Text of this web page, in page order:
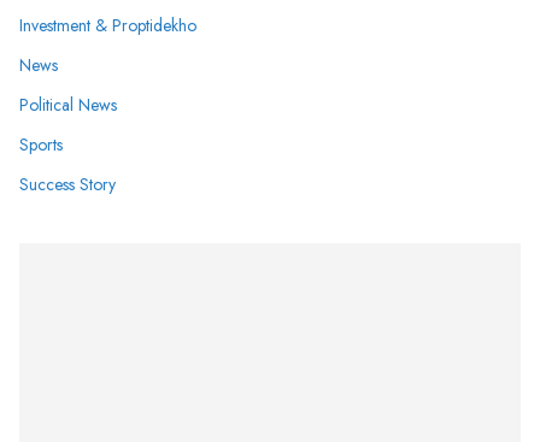
Investment & Proptidekho
News
Political News
Sports
Success Story